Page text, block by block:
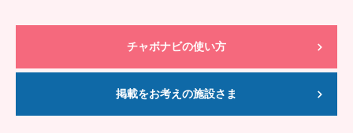
チャボナビの使い方
掲載をお考えの施設さま